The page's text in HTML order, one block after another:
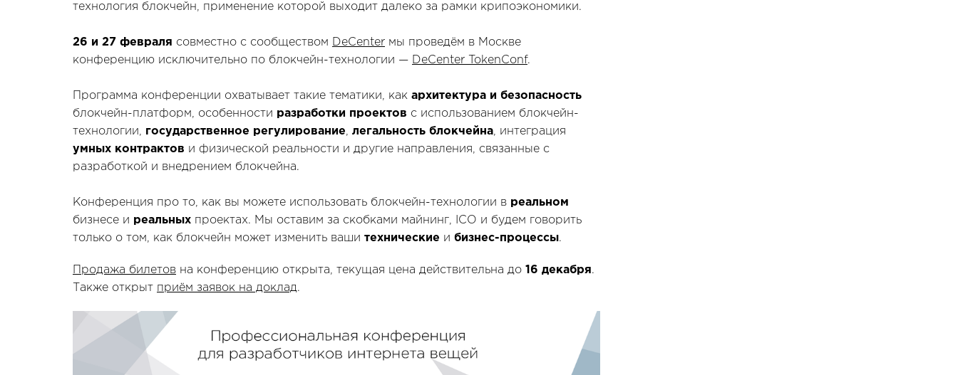
технология блокчейн, применение которой выходит далеко за рамки крипоэкономики.
26 и 27 февраля совместно с сообществом DeCenter мы проведём в Москве
конференцию исключительно по блокчейн-технологии —
DeCenter TokenConf.
Программа конференции охватывает такие тематики, как архитектура и безопасность
блокчейн-платформ, особенности разработки проектов с использованием блокчейн-
технологии, государственное регулирование легальность блокчейна , интеграция
умных контрактов и физической реальности и другие направления, связанные с
разработкой и внедрением блокчейна.
Конференция про то, как вы можете использовать блокчейн-технологии в реальном
бизнесе и реальных проектах. Мы оставим за скобками майнинг, ICO и будем говорить
только о том, как блокчейн может изменить ваши технические и бизнес-процессы.
Продажа билетов на конференцию открыта, текущая цена действительна до 16 декабря.
Также открыт приём заявок на доклад .